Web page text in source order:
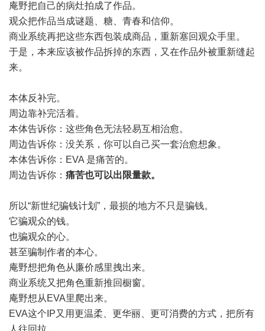
庵野把自己的病灶拍成了作品。
观众把作品当成谜题、糖、青春和信仰。
商业系统再把这些东西包装成商品，重新塞回观众手里。
于是，本来应该被作品拆掉的东西，又在作品外被重新缝起
来。
本体反补完。
周边靠补完活着。
本体告诉你：这些角色无法轻易互相治愈。
周边告诉你：没关系，你可以自己买一套治愈想象。
本体告诉你：EVA 是痛苦的。
周边告诉你： 痛苦也可以出限量款。
所以“新世纪骗钱计划”，最损的地方不只是骗钱。
它骗观众的钱。
也骗观众的心。
甚至骗制作者的本心。
庵野想把角色从廉价感里拽出来。
商业系统又把角色重新推回橱窗。
庵野想从EVA里爬出来。
EVA这个IP又用更温柔、更华丽、更可消费的方式，把所有
人往回拉。